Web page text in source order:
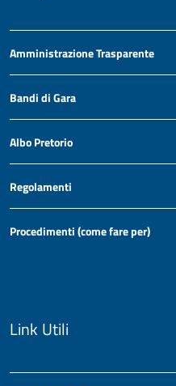
Amministrazione Trasparente
Bandi di Gara
Albo Pretorio
Regolamenti
Procedimenti (come fare per)
Link Utili